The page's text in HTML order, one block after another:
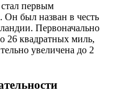
первым
был назван в честь
Первоначально
26 квадратных миль,
увеличена до 2